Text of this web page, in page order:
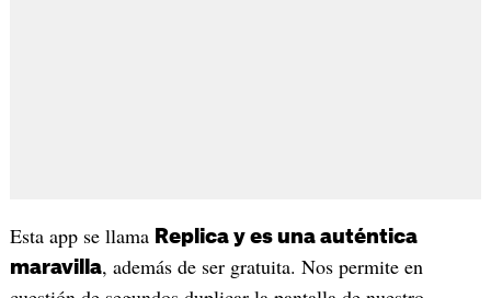
Esta app se llama Replica y es una auténtica
maravilla, además de ser gratuita. Nos permite en